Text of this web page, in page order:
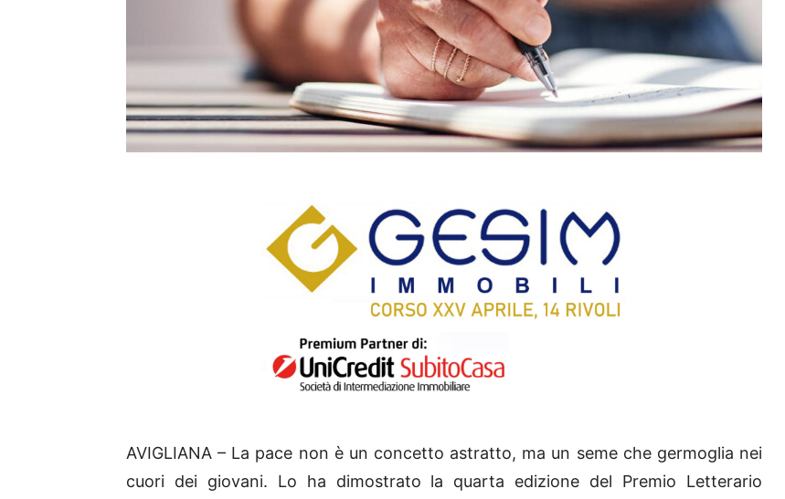
AVIGLIANA – La pace non è un concetto astratto, ma un seme che germoglia nei
cuori dei giovani. Lo ha dimostrato la quarta edizione del Premio Letterario